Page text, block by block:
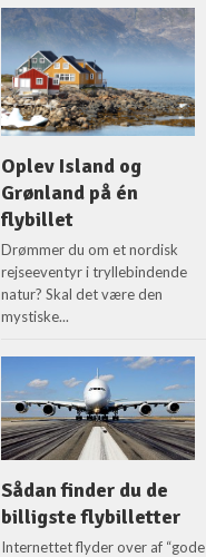
Oplev Island og
Grønland på én
flybillet
Drømmer du om et nordisk
rejseeventyr i tryllebindende
natur? Skal det være den
mystiske...
Sådan finder du de
billigste flybilletter
Internettet flyder over af “gode